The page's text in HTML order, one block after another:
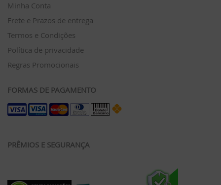
Minha Conta
Frete e Prazos de entrega
Termos e Condições
Política de privacidade
Regras Promocionais
FORMAS DE PAGAMENTO
PRÊMIOS E SEGURANÇA